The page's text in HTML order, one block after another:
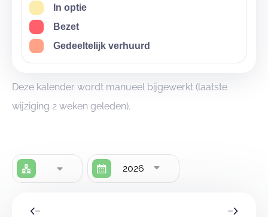
In optie
Bezet
Gedeeltelijk verhuurd
Deze kalender wordt manueel bijgewerkt (laatste
wijziging 2 weken geleden).
2026